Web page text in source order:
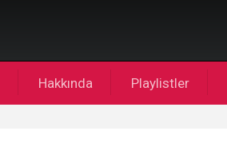
Hakkında Playlistler